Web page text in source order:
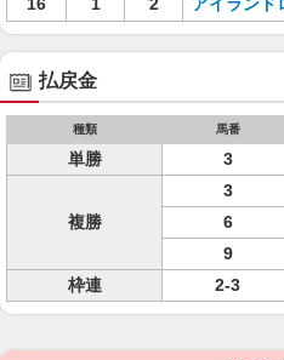
払戻金
種類 馬番
単勝 3
複勝
3
6
9
枠連
2-3